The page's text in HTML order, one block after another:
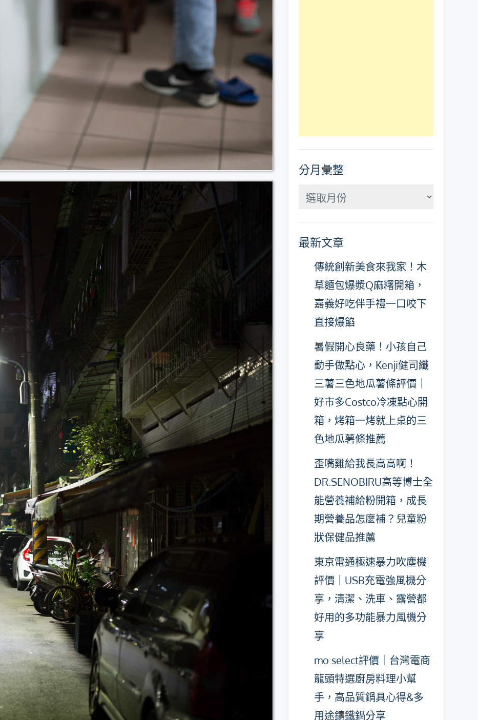
分月彙整
分
整
最新文章
傳統創新美食來我家！木
草麵包爆漿Q麻糬開箱，
嘉義好吃伴手禮一口咬下
直接爆餡
暑假開心良藥！小孩自己
動手做點心，Kenji健司纖
三薯三色地瓜薯條評價｜
好市多Costco冷凍點心開
箱，烤箱一烤就上桌的三
色地瓜薯條推薦
歪嘴雞給我長高高啊！
DR.SENOBIRU高等博士全
能營養補給粉開箱，成長
期營養品怎麼補？兒童粉
狀保健品推薦
東京電通極速暴力吹塵機
評價｜USB充電強風機分
享，清潔、洗車、露營都
好用的多功能暴力風機分
享
mo select評價｜台灣電商
龍頭特選廚房料理小幫
手，高品質鍋具心得&多
用途鑄鐵鍋分享